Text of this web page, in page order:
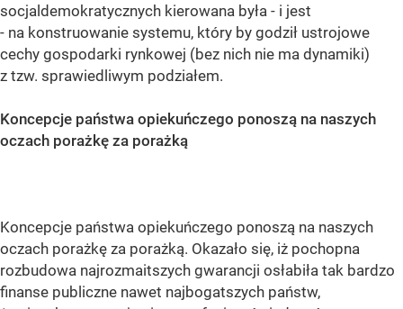
socjaldemokratycznych kierowana była - i jest
- na konstruowanie systemu, który by godził ustrojowe
cechy gospodarki rynkowej (bez nich nie ma dynamiki)
z tzw. sprawiedliwym podziałem.
Koncepcje państwa opiekuńczego ponoszą na naszych
oczach porażkę za porażką
Koncepcje państwa opiekuńczego ponoszą na naszych
oczach porażkę za porażką. Okazało się, iż pochopna
rozbudowa najrozmaitszych gwarancji osłabiła tak bardzo
finanse publiczne nawet najbogatszych państw,